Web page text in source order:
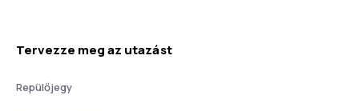
Tervezze meg az utazást
Repülőjegy